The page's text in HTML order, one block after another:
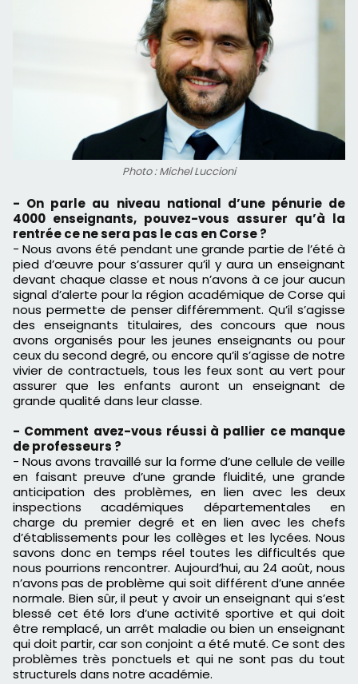
Photo : Michel Luccioni
- On parle au niveau national d’une pénurie de
4000 enseignants, pouvez-vous assurer qu’à la
rentrée ce ne sera pas le cas en Corse ?
- Nous avons été pendant une grande partie de l’été à
pied d’œuvre pour s’assurer qu’il y aura un enseignant
devant chaque classe et nous n’avons à ce jour aucun
signal d’alerte pour la région académique deCorse qui
nous permette de penser différemment. Qu’il s’agisse
des enseignants titulaires, des concours que nous
avons organisés pour les jeunes enseignants ou pour
ceux du second degré, ou encore qu’il s’agisse de notre
vivier de contractuels, tous les feuxsont au vert pour
assurer que les enfants auront un enseignant de
grande qualité dans leur classe.
- Comment avez-vous réussi à pallier ce manque
de professeurs ?
- Nous avons travaillé sur la forme d’une cellule de veille
en faisant preuve d’une grande fluidité, une grande
anticipation des problèmes, en lien avec les deux
inspections académiques départementales en
charge du premier degré et en lien avec les chefs
d’établissements pour les collèges et les lycées. Nous
savons donc en temps réel toutes les difficultés que
nous pourrions rencontrer. Aujourd’hui, au 24 août, nous
n’avons pas de problème quisoit différent d’une année
normale. Bien sûr, il peut y avoir un enseignant qui s’est
blessé cet été lors d’une activité sportive et qui doit
être remplacé, un arrêt maladie ou bien un enseignant
qui doitpartir,car son conjoint a été muté. Ce sont des
problèmes très ponctuels et qui ne sont pas du tout
structurels dans notre académie.